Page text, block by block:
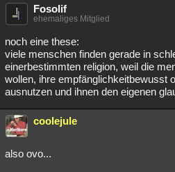
Fosolif
ehemaliges Mitglied
noch eine these:
viele menschen finden gerade in
einerbestimmten religion, weil die
wollen, ihre empfänglichkeitbewusst
ausnutzen und ihnen den eigenen
coolejule
also ovo...